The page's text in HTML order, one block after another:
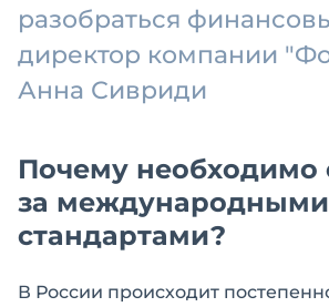
разобраться
директор компании
Анна Сивриди
Почему необходимо
за международными
стандартами?
В России происходит